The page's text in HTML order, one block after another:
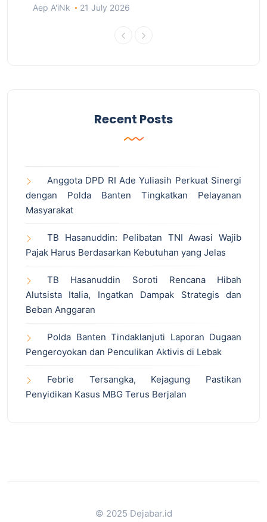
Aep A'iNk 21 July 2026
Recent Posts
Anggota DPD RI Ade Yuliasih Perkuat Sinergi
dengan Polda Banten Tingkatkan Pelayanan
Masyarakat
TB Hasanuddin: Pelibatan TNI Awasi Wajib
Pajak Harus Berdasarkan Kebutuhan yang Jelas
TB Hasanuddin Soroti Rencana Hibah
Alutsista Italia, Ingatkan Dampak Strategis dan
Beban Anggaran
Polda Banten Tindaklanjuti Laporan Dugaan
Pengeroyokan dan Penculikan Aktivis di Lebak
Febrie Tersangka, Kejagung Pastikan
Penyidikan Kasus MBG Terus Berjalan
© 2025 Dejabar.id